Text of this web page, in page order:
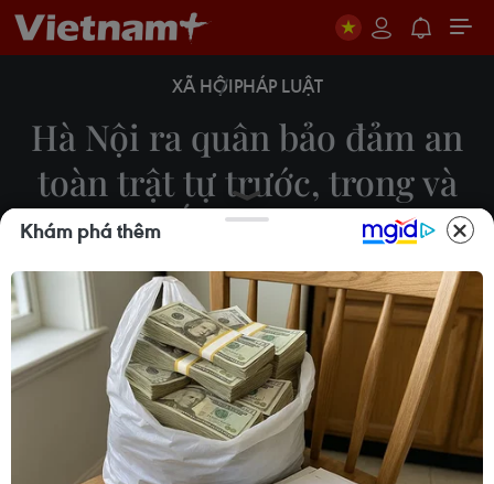
XÃ HỘIPHÁP LUẬT
Hà Nội ra quân bảo đảm an
toàn trật tự trước, trong và
sau Tết Nguyên đán
18/12/2023 04:27
Sáng 18/12, tại Hà Nội, Công an Hà Nội tổ chức Lễ
ra quân tấn công trấn áp tội phạm, bảo đảm an
ninh, trật tự trước, trong và sau Tết Nguyên đán
Giáp Thìn 2024.
Khám phá thêm